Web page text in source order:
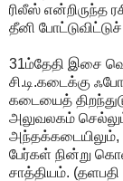
ரிலீஸ் என்றிருந்த
தீனி
31ம்தேதி இசை
சி.டி.கடைக்கு
கடையைத்
அலுவலகம்
அந்தக்கடையிலும்,
பேர்கள் நின்று
சாத்தியம்.